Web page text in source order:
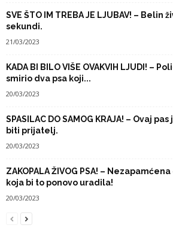
SVE ŠTO IM TREBA JE LJUBAV! – Belin
sekundi.
21/03/2023
KADA BI BILO VIŠE OVAKVIH LJUDI! –
smirio dva psa koji...
20/03/2023
SPASILAC DO SAMOG KRAJA! – Ovaj
biti prijatelj.
20/03/2023
ZAKOPALA ŽIVOG PSA! –
koja bi to ponovo uradila!
20/03/2023